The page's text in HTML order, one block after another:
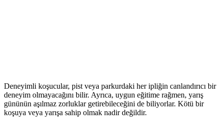
Deneyimli koşucular, pist veya parkurdaki her ipliğin canlandırıcı bir
deneyim olmayacağını bilir. Ayrıca, uygun eğitime rağmen, yarış
gününün aşılmaz zorluklar getirebileceğini de biliyorlar. Kötü bir
koşuya veya yarışa sahip olmak nadir değildir.